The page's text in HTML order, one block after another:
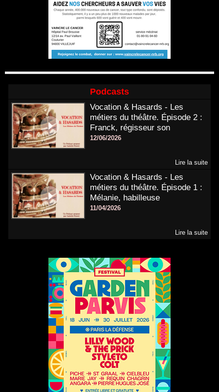
Podcasts
Vocation & Hasards - Les
métiers du théâtre. Épisode 2 :
Franck, régisseur son
12/06/2026
Lire la suite
Vocation & Hasards - Les
métiers du théâtre. Épisode 1 :
Mélanie, habilleuse
11/04/2026
Lire la suite